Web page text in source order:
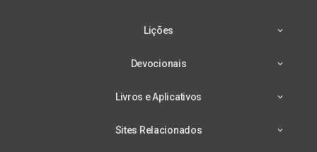
Lições
Devocionais
Livros e Aplicativos
Sites Relacionados